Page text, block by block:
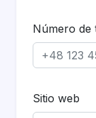
Número de
Sitio web